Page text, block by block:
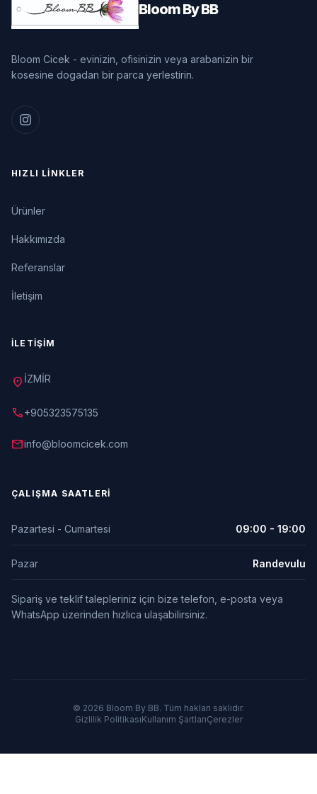
Bloom By BB
Bloom Cicek - evinizin, ofisinizin veya arabanizin bir
kosesine dogadan bir parca yerlestirin.
HIZLI LINKLER
Ürünler
Hakkımızda
Referanslar
İletişim
İLETIŞIM
location_on İZMİR
call+905323575135
mailinfo@bloomcicek.com
ÇALIŞMA SAATLERI
Pazartesi - Cumartesi 09:00 - 19:00
Pazar Randevulu
Sipariş ve teklif talepleriniz için bize telefon, e-posta veya
WhatsApp üzerinden hızlıca ulaşabilirsiniz.
© 2026 Bloom By BB. Tüm hakları saklıdır.
Gizlilik PolitikasıKullanım ŞartlarıÇerezler